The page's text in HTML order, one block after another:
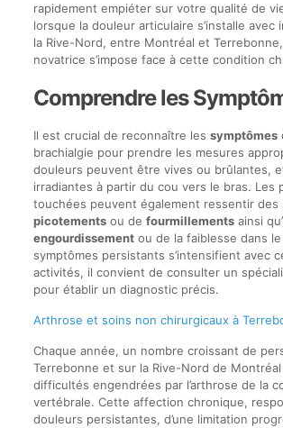
rapidement empiéter sur votre qualité de
lorsque la douleur articulaire s’installe avec
la Rive-Nord, entre Montréal et
novatrice s’impose face à cette condition
Comprendre les
Il est crucial de reconnaître les symptômes
brachialgie pour prendre les mesures
douleurs peuvent être vives ou brûlantes,
irradiantes à partir du cou vers le bras. Les
touchées peuvent également ressentir des
picotementsou de fourmillementsainsi
engourdissementou de la faiblesse dans le
symptômes persistants s’intensifient avec
activités, il convient de consulter un
pour établir un diagnostic précis.
Arthrose et soins non chirurgicaux à
Chaque année, un nombre croissant de
Terrebonne et sur la Rive-Nord de
difficultés engendrées par l’arthrose de la
vertébrale. Cette affection chronique,
douleurs persistantes, d’une limitation